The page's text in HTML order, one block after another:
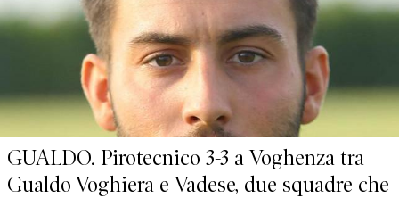
GUALDO. Pirotecnico 3-3 a Voghenza tra
Gualdo-Voghiera e Vadese, due squadre che